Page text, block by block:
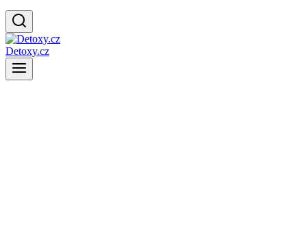
Detoxy.cz